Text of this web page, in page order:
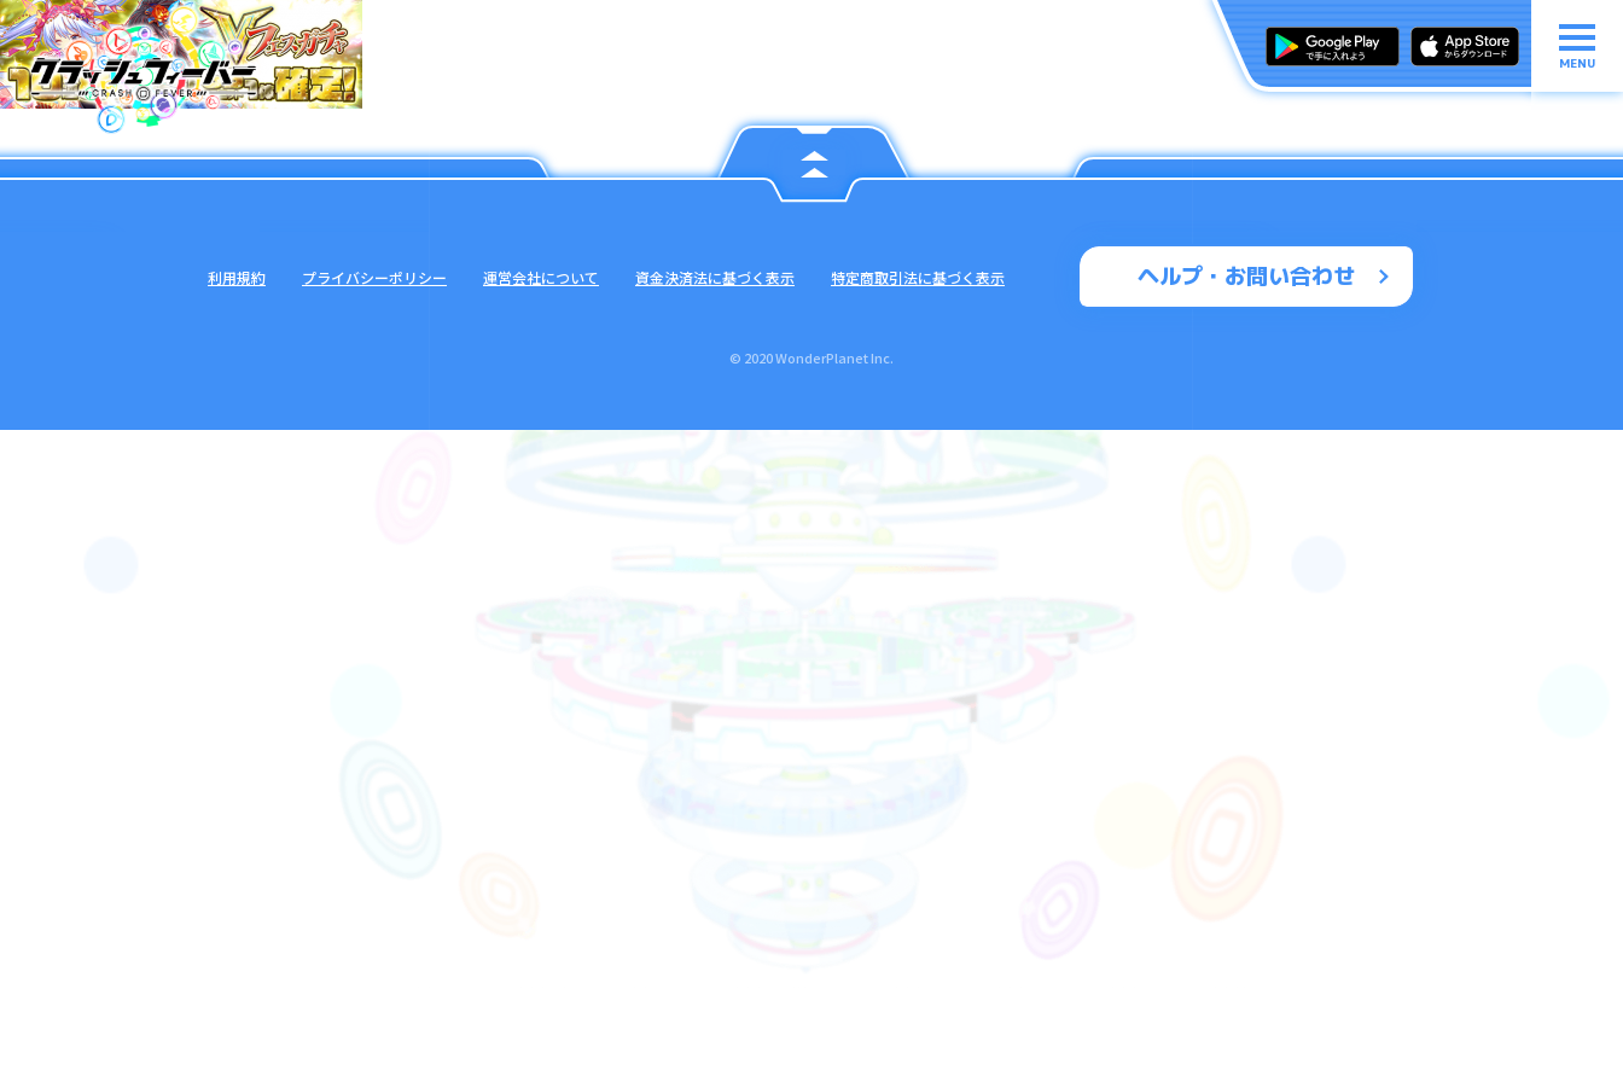
MENU
ヘルプ・お問い合わせ
利用規約 プライバシーポリシー 運営会社について 資金決済法に基づく表示 特定商取引法に基づく表示
© 2020 WonderPlanet Inc.